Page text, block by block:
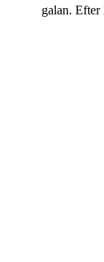
galan. Efter